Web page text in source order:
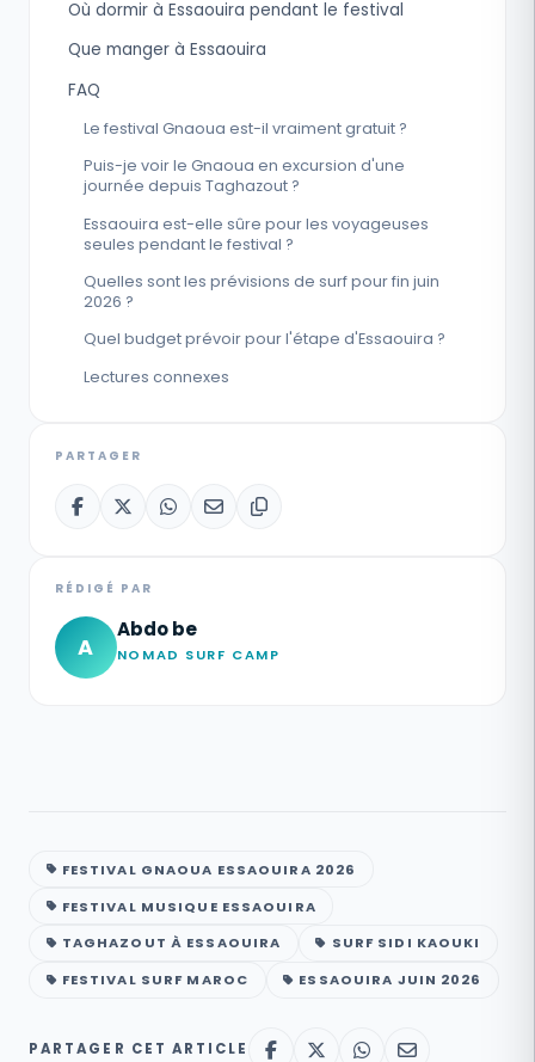
Où dormir à Essaouira pendant le festival
Que manger à Essaouira
FAQ
Le festival Gnaoua est-il vraiment gratuit ?
Puis-je voir le Gnaoua en excursion d'une
journée depuis Taghazout ?
Essaouira est-elle sûre pour les voyageuses
seules pendant le festival ?
Quelles sont les prévisions de surf pour fin juin
2026 ?
Quel budget prévoir pour l'étape d'Essaouira ?
Lectures connexes
PARTAGER
RÉDIGÉ PAR
A
Abdo be
NOMAD SURF CAMP
FESTIVAL GNAOUA ESSAOUIRA 2026
FESTIVAL MUSIQUE ESSAOUIRA
TAGHAZOUT À ESSAOUIRA
SURF SIDI KAOUKI
FESTIVAL SURF MAROC
ESSAOUIRA JUIN 2026
PARTAGER CET ARTICLE